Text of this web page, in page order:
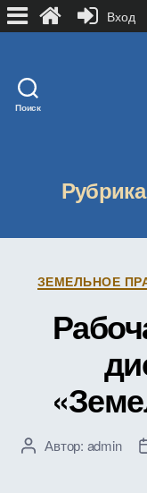
Поиск
ЗЕМЕЛЬНОЕ
АвторАвтор: admin
Вход